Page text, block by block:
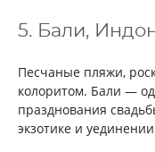
5. Бали,
Песчаные пляжи,
колоритом. Бали —
празднования
экзотике и